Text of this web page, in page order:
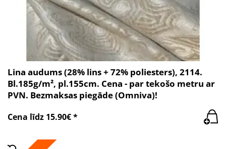
Lina audums (28% lins + 72% poliesters), 2114.
Bl.185g/m², pl.155cm. Cena - par tekošo metru ar
PVN. Bezmaksas piegāde (Omniva)!
Cena līdz 15.90€ *